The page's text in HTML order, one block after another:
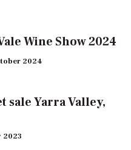
Wine Show 2024
2024
sale Yarra Valley,
2023